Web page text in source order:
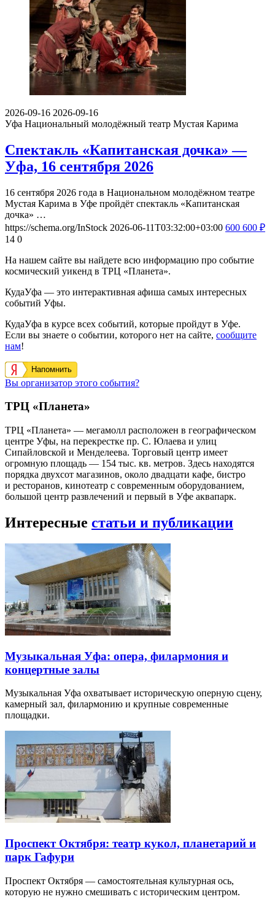
2026-09-16 2026-09-16
Уфа Национальный молодёжный театр Мустая Карима
Спектакль «Капитанская дочка» —
Уфа, 16 сентября 2026
16 сентября 2026 года в Национальном молодёжном театре
Мустая Карима в Уфе пройдёт спектакль «Капитанская
дочка» …
https://schema.org/InStock 2026-06-11T03:32:00+03:00 600 600 ₽
14 0
На нашем сайте вы найдете всю информацию про событие
космический уикенд в ТРЦ «Планета».
КудаУфа — это интерактивная афиша самых интересных
событий Уфы.
КудаУфа в курсе всех событий, которые пройдут в Уфе.
Если вы знаете о событии, которого нет на сайте, сообщите
нам!
Напомнить
Вы организатор этого события?
ТРЦ «Планета»
ТРЦ «Планета» — мегамолл расположен в географическом
центре Уфы, на перекрестке пр. С. Юлаева и улиц
Сипайловской и Менделеева. Торговый центр имеет
огромную площадь — 154 тыс. кв. метров. Здесь находятся
порядка двухсот магазинов, около двадцати кафе, бистро
и ресторанов, кинотеатр с современным оборудованием,
большой центр развлечений и первый в Уфе аквапарк.
Интересные статьи и публикации
Музыкальная Уфа: опера, филармония и
концертные залы
Музыкальная Уфа охватывает историческую оперную сцену,
камерный зал, филармонию и крупные современные
площадки.
Проспект Октября: театр кукол, планетарий и
парк Гафури
Проспект Октября — самостоятельная культурная ось,
которую не нужно смешивать с историческим центром.